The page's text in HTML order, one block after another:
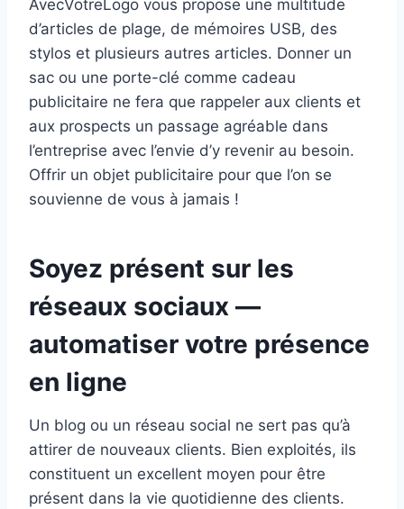
AvecVotreLogo vous propose une multitude
d’articles de plage, de mémoires USB, des
stylos et plusieurs autres articles. Donner un
sac ou une porte-clé comme cadeau
publicitaire ne fera que rappeler aux clients et
aux prospects un passage agréable dans
l’entreprise avec l’envie d’y revenir au besoin.
Offrir un objet publicitaire pour que l’on se
souvienne de vous à jamais !
Soyez présent sur les
réseaux sociaux —
automatiser votre présence
en ligne
Un blog ou un réseau social ne sert pas qu’à
attirer de nouveaux clients. Bien exploités, ils
constituent un excellent moyen pour être
présent dans la vie quotidienne des clients.